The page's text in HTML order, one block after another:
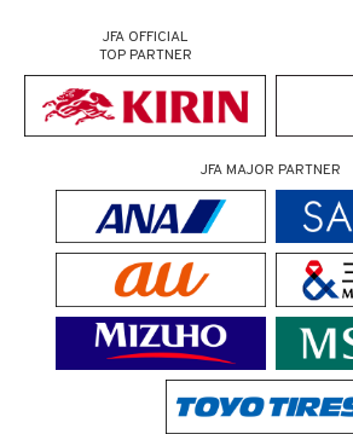
JFA OFFICIAL
TOP PARTNER
JFA MAJOR PARTNER